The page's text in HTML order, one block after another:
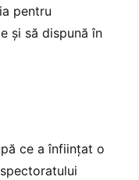
pentru
și să dispună în
ce a înființat o